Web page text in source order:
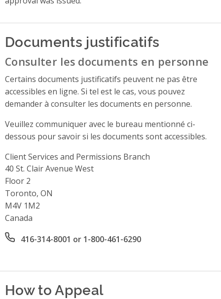
Documents justificatifs
Consulter les documents en personne
Certains documents justificatifs peuvent ne pas être
accessibles en ligne. Si tel est le cas, vous pouvez
demander à consulter les documents en personne.
Veuillez communiquer avec le bureau mentionné ci-
dessous pour savoir si les documents sont accessibles.
Client Services and Permissions Branch
Address
40 St. Clair Avenue West
Floor 2
Toronto, ON
M4V 1M2
Canada
Office phone number
416-314-8001 or 1-800-461-6290
How to Appeal